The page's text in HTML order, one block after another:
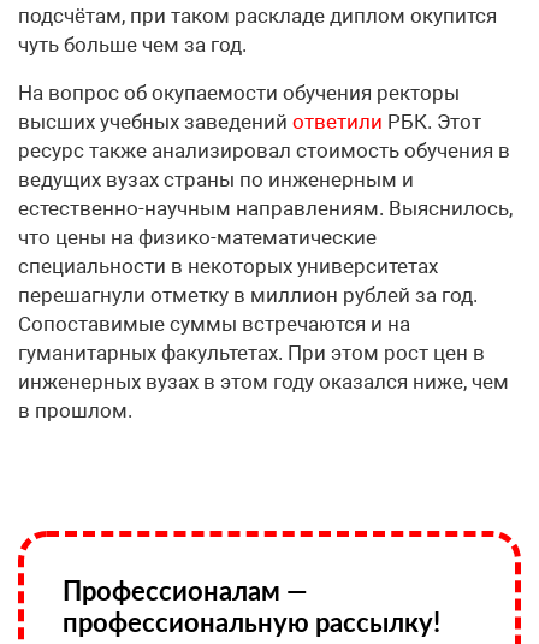
подсчётам, при таком раскладе диплом окупится
чуть больше чем за год.
На вопрос об окупаемости обучения ректоры
высших учебных заведений ответили РБК. Этот
ресурс также анализировал стоимость обучения в
ведущих вузах страны по инженерным и
естественно-научным направлениям. Выяснилось,
что цены на физико-математические
специальности в некоторых университетах
перешагнули отметку в миллион рублей за год.
Сопоставимые суммы встречаются и на
гуманитарных факультетах. При этом рост цен в
инженерных вузах в этом году оказался ниже, чем
в прошлом.
Профессионалам —
профессиональную рассылку!